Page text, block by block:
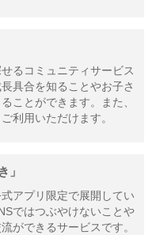
るコミュニティサービス
具合を知ることやお子さ
ことができます。また、
利用いただけます。
」
アプリ限定で展開してい
ではつぶやけないことや
ができるサービスです。